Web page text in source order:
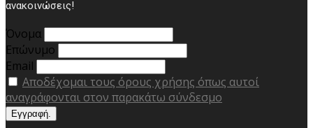
ανακοινώσεις!
Όνομα
Επώνυμο
Email
Αποδέχομαι τους όρους χρήσης όπως αυτοί
αναγράφονται στον παρακάτω σύνδεσμο